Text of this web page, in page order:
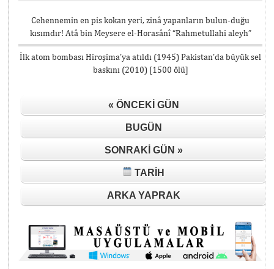
Cehennemin en pis kokan yeri, zinâ yapanların bulun-duğu
kısımdır! Atâ bin Meysere el-Horasânî “Rahmetullahi aleyh”
İlk atom bombası Hiroşima’ya atıldı (1945) Pakistan’da büyük sel
baskını (2010) [1500 ölü]
« ÖNCEKI GÜN
BUGÜN
SONRAKI GÜN »
TARIH
ARKA YAPRAK